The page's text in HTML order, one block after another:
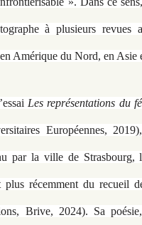
à plusieurs revues
Amérique du Nord, en Asie
Les représentations du
Européennes,
par la ville de Strasbourg,
récemment du recueil
Brive, 2024). Sa